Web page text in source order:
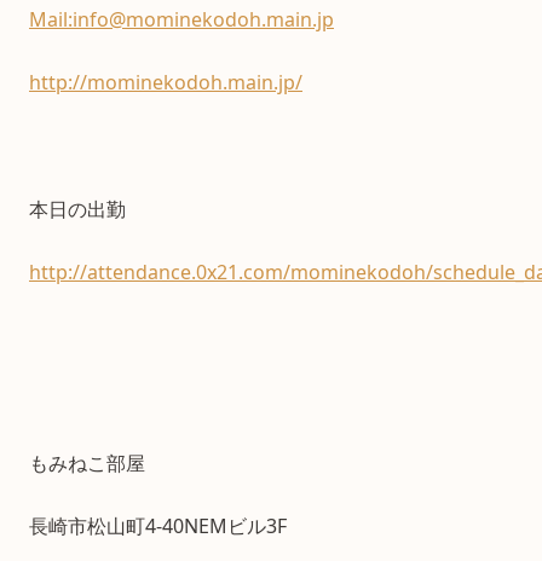
Mail:info@mominekodoh.main.jp
http://mominekodoh.main.jp/
本日の出勤
http://attendance.0x21.com/mominekodoh/
もみねこ部屋
長崎市松山町4-40NEMビル3F